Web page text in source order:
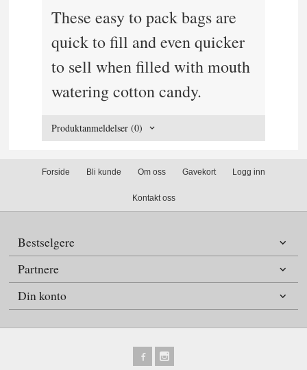
These easy to pack bags are
quick to fill and even quicker
to sell when filled with mouth
watering cotton candy.
Produktanmeldelser (0)
Forside Bli kunde Om oss Gavekort Logg inn
Kontakt oss
Bestselgere
Partnere
Din konto